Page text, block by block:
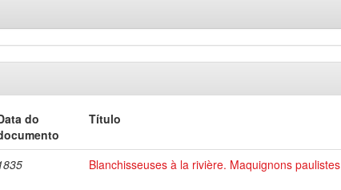
do
Título
Blanchisseuses à la rivière. Maquignons paulistes